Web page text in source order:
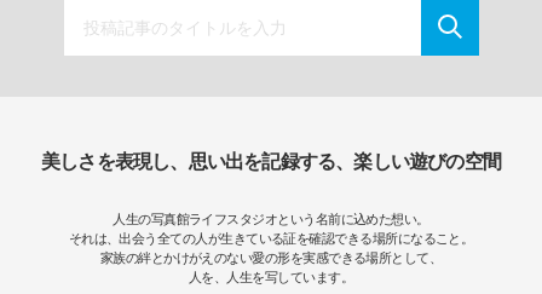
美しさを表現し、思い出を記録する、楽しい遊びの空間
人生の写真館ライフスタジオという名前に込めた想い。
それは、出会う全ての人が生きている証を確認できる場所になること。
家族の絆とかけがえのない愛の形を実感できる場所として、
人を、人生を写しています。